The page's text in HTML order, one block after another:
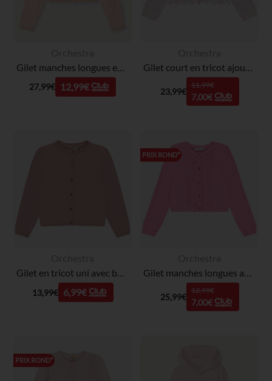
27,99€ 12,99€ 23,99€
11,99€
7,00€
Gilet en tricot uni avec boutons pailletés fille
13,99€ 6,99€
PRIX ROND*
Gilet manches longues avec jeux de points fille
25,99€
12,99€
7,00€
PRIX ROND*